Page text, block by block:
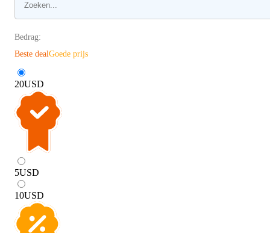
Bedrag:
Beste dealGoede prijs
20USD
5USD
10USD